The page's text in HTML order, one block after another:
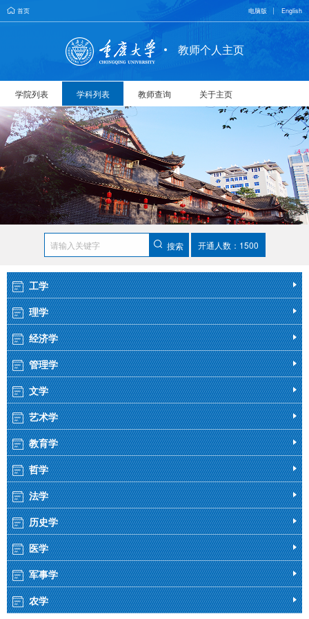
首页 电脑版 English
教师个人主页
学院列表 学科列表 教师查询 关于主页
搜索 开通人数：1500
工学
理学
经济学
管理学
文学
艺术学
教育学
哲学
法学
历史学
医学
军事学
农学